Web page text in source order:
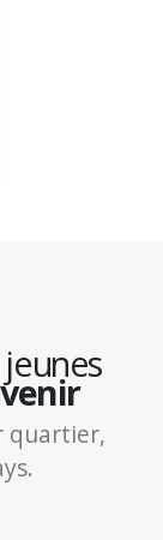
quartier,